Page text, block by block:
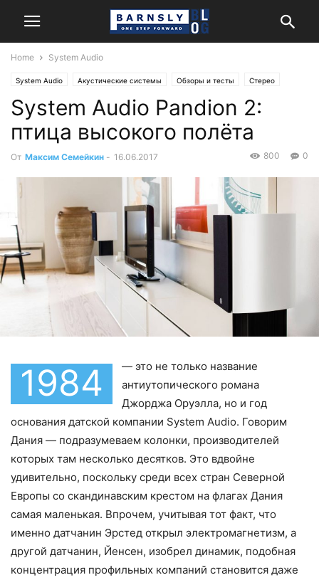
Home System Audio
System Audio Акустические системы Обзоры и тесты Стерео
System Audio Pandion 2:
птица высокого полёта
От Максим Семейкин - 16.06.2017 0
800
1984
— это не только название
антиутопического романа
Джорджа Оруэлла, но и год
основания датской компании System Audio. Говорим
Дания — подразумеваем колонки, производителей
которых там несколько десятков. Это вдвойне
удивительно, поскольку среди всех стран Северной
Европы со скандинавским крестом на флагах Дания
самая маленькая. Впрочем, учитывая тот факт, что
именно датчанин Эрстед открыл электромагнетизм, а
другой датчанин, Йенсен, изобрел динамик, подобная
концентрация профильных компаний становится даже